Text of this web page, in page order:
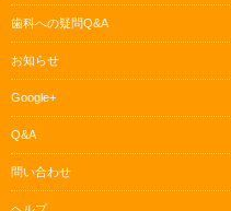
歯科への疑問Q&A
お知らせ
Google+
Q&A
問い合わせ